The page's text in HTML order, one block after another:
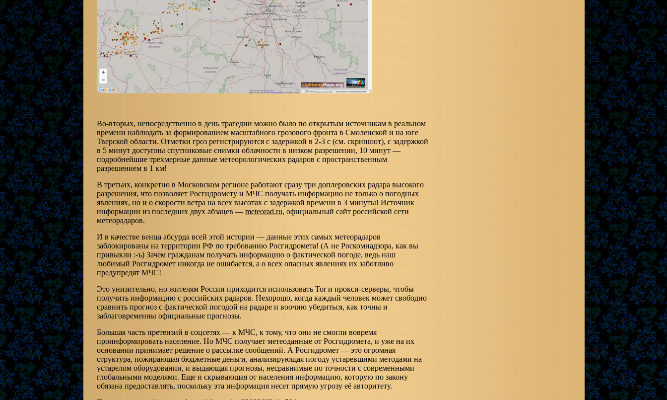
Во-вторых, непосредственно в день трагедии можно было по открытым источникам в реальном
времени наблюдать за формированием масштабного грозового фронта в Смоленской и на юге
Тверской области. Отметки гроз регистрируются с задержкой в 2-3 с (см. скриншот), с задержкой
в 5 минут доступны спутниковые снимки облачности в низком разрешении, 10 минут —
подробнейшие трехмерные данные метеорологических радаров с пространственным
разрешением в 1 км!
В третьих, конкретно в Московском регионе работают сразу три доплеровских радара высокого
разрешения, что позволяет Росгидромету и МЧС получать информацию не только о погодных
явлениях, но и о скорости ветра на всех высотах с задержкой времени в 3 минуты! Источник
информации из последних двух абзацев — meteorad.ru, официальный сайт российской сети
метеорадаров.
И в качестве венца абсурда всей этой истории — данные этих самых метеорадаров
заблокированы на территории РФ по требованию Росгидромета! (А не Роскомнадзора, как вы
привыкли :-ъ) Зачем гражданам получать информацию о фактической погоде, ведь наш
любимый Росгидромет никогда не ошибается, а о всех опасных явлениях их заботливо
предупредят МЧС!
Это унизительно, но жителям России приходится использовать Тоr и прокси-серверы, чтобы
получить информацию с российских радаров. Нехорошо, когда каждый человек может свободно
сравнить прогноз с фактической погодой на радаре и воочию убедиться, как точны и
заблаговременны официальные прогнозы.
Большая часть претензий в соцсетях — к МЧС, к тому, что они не смогли вовремя
проинформировать население. Но МЧС получает метеоданные от Росгидромета, и уже на их
основании принимает решение о рассылке сообщений. А Росгидромет — это огромная
структура, пожирающая бюджетные деньги, анализирующая погоду устаревшими методами на
устарелом оборудовании, и выдающая прогнозы, несравнимые по точности с современными
глобальными моделями. Еще и скрывающая от населения информацию, которую по закону
обязана предоставлять, поскольку эта информация несет прямую угрозу её авторитету.